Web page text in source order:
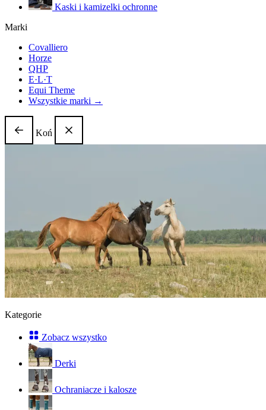
Kaski i kamizelki ochronne
Marki
Covalliero
Horze
QHP
E·L·T
Equi Theme
Wszystkie marki →
Koń
Kategorie
Zobacz wszystko
Derki
Ochraniacze i kalosze